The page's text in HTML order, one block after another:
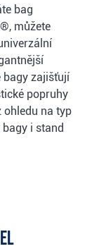
bag
můžete
bagy zajišťují
popruhy
ohledu na typ
i stand